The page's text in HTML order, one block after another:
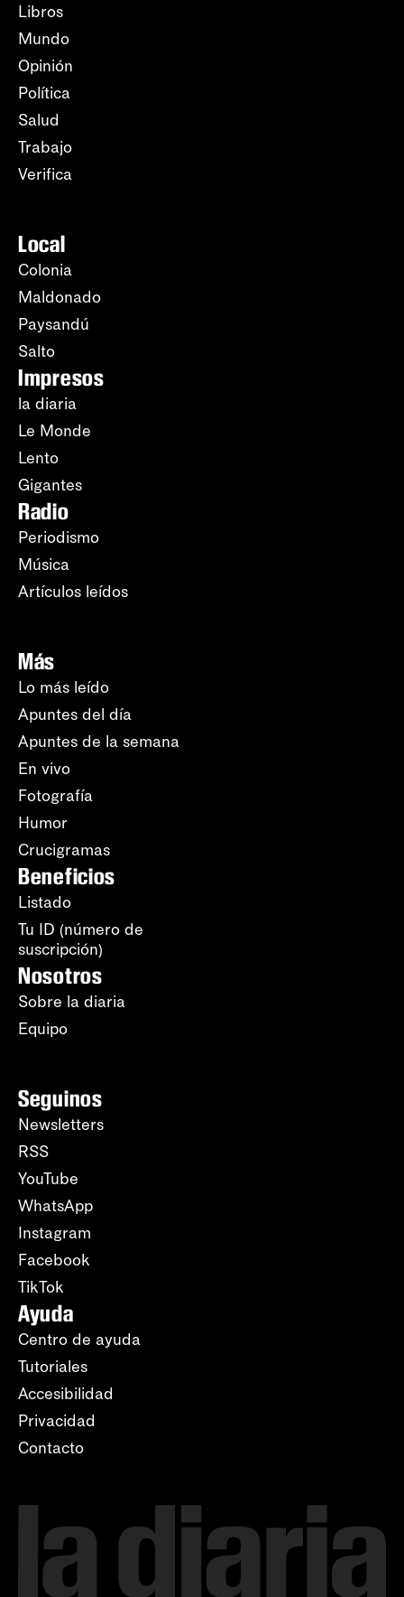
Libros
Mundo
Opinión
Política
Salud
Trabajo
Verifica
Local
Colonia
Maldonado
Paysandú
Salto
Impresos
la diaria
Le Monde
Lento
Gigantes
Radio
Periodismo
Música
Artículos leídos
Más
Lo más leído
Apuntes del día
Apuntes de la semana
En vivo
Fotografía
Humor
Crucigramas
Beneficios
Listado
Tu ID (número de
suscripción)
Nosotros
Sobre la diaria
Equipo
Seguinos
Newsletters
RSS
YouTube
WhatsApp
Instagram
Facebook
TikTok
Ayuda
Centro de ayuda
Tutoriales
Accesibilidad
Privacidad
Contacto